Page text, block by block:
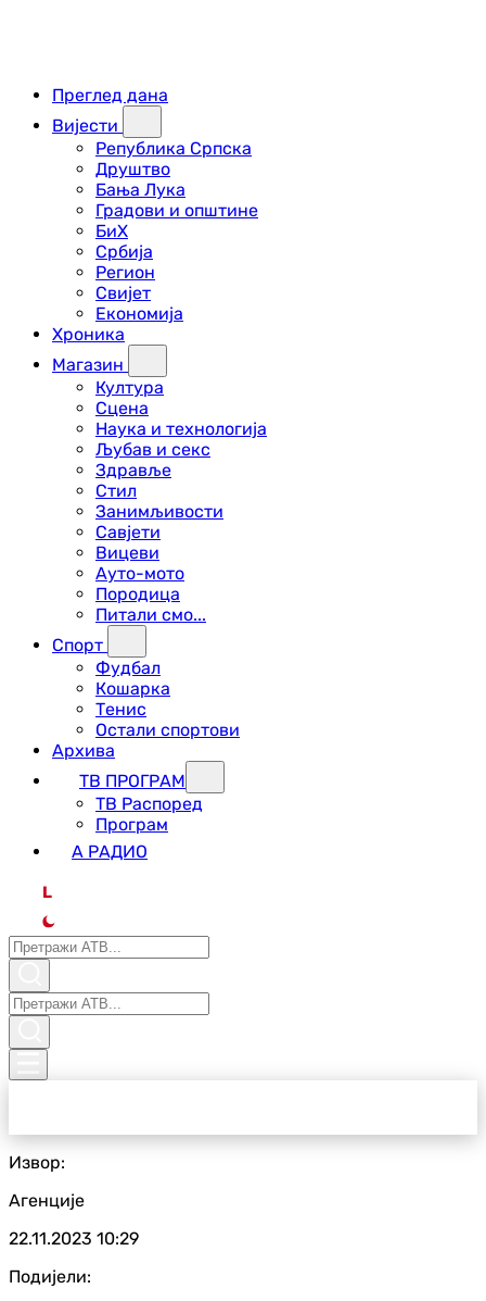
Преглед дана
Вијести
Република Српска
Друштво
Бања Лука
Градови и општине
БиХ
Србија
Регион
Свијет
Економија
Хроника
Магазин
Култура
Сцена
Наука и технологија
Љубав и секс
Здравље
Стил
Занимљивости
Савјети
Вицеви
Ауто-мото
Породица
Питали смо...
Спорт
Фудбал
Кошарка
Тенис
Остали спортови
Архива
ТВ ПРОГРАМ
ТВ Распоред
Програм
А РАДИО
L
Извор:
Агенције
22.11.2023 10:29
Подијели: